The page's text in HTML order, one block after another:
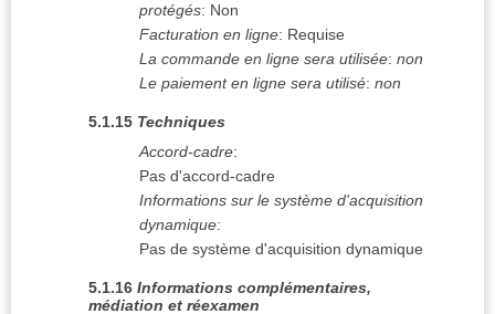
protégés: Non
Facturation en ligne: Requise
La commande en ligne sera utilisée: non
Le paiement en ligne sera utilisé: non
5.1.15 Techniques
Accord-cadre:
Pas d'accord-cadre
Informations sur le système d'acquisition
dynamique:
Pas de système d'acquisition dynamique
5.1.16 Informations complémentaires,
médiation et réexamen